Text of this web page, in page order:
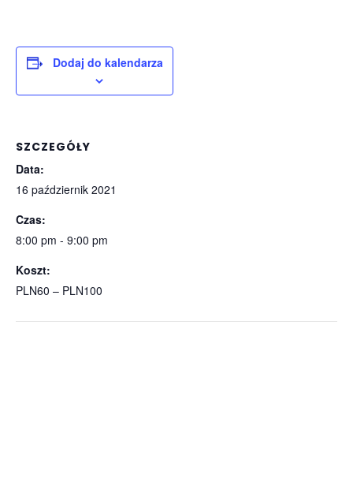
Dodaj do kalendarza
SZCZEGÓŁY
Data:
16 październik 2021
Czas:
8:00 pm - 9:00 pm
Koszt:
PLN60 – PLN100